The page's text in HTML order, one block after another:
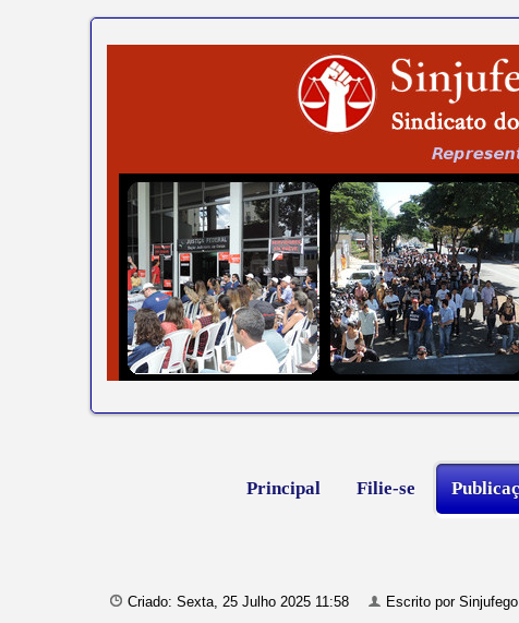
Principal Filie-se
Criado: Sexta, 25 Julho 2025 11:58 Escrito por Sinjufego